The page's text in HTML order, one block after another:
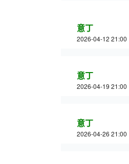
意丁
2026-04-12 21:00
意丁
2026-04-19 21:00
意丁
2026-04-26 21:00